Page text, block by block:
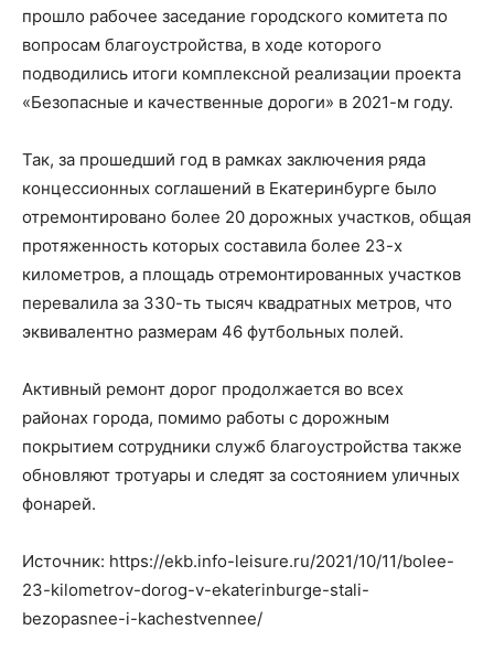
прошло рабочее заседание городского комитета по
вопросам благоустройства, в ходе которого
подводились итоги комплексной реализации проекта
«Безопасные и качественные дороги» в 2021-м году.
Так, за прошедший год в рамках заключения ряда
концессионных соглашений в Екатеринбурге было
отремонтировано более 20 дорожных участков, общая
протяженность которых составила более 23-х
километров, а площадь отремонтированных участков
перевалила за 330-ть тысяч квадратных метров, что
эквивалентно размерам 46 футбольных полей.
Активный ремонт дорог продолжается во всех
районах города, помимо работы с дорожным
покрытием сотрудники служб благоустройства также
обновляют тротуары и следят за состоянием уличных
фонарей.
Источник: https://ekb.info-leisure.ru/2021/10/11/bolee-
23-kilometrov-dorog-v-ekaterinburge-stali-
bezopasnee-i-kachestvennee/